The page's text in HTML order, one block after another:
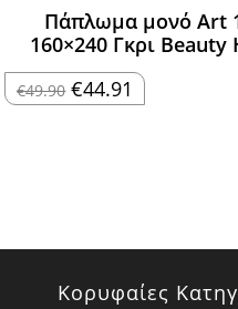
Πάπλωμα μονό Art
160×240 Γκρι Beauty
€49.90 Original
price
€44.91 Η
τρέχουσα
Κορυφαίες